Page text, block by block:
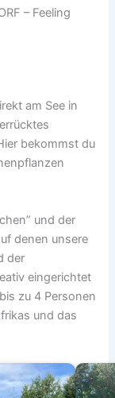
– Feeling
am See in
bekommst du
und der
denen unsere
der
eingerichtet
zu 4 Personen
und das